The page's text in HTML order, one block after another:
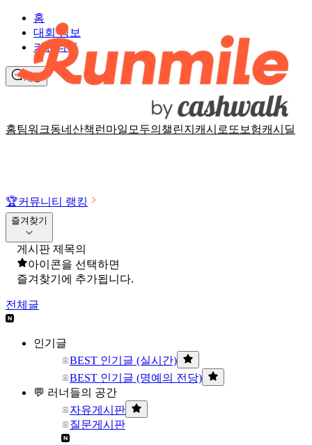
홈팀워크동네산책 런마일 모두의챌린지 캐시로또 보험캐시딜
홈
대회 정보
커뮤니티
채팅
🏆커뮤니티 랭킹
즐겨찾기
게시판 제목의
아이콘을 선택하면
즐겨찾기에 추가됩니다.
전체글
인기글
BEST 인기글 (실시간)
BEST 인기글 (명예의 전당)
💬 러너들의 공간
자유게시판
질문게시판